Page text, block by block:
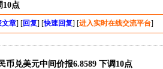
10点
文章] [回复] [快速回复] [进入实时在线交流平台]
币兑美元中间价报6.8589 下调10点